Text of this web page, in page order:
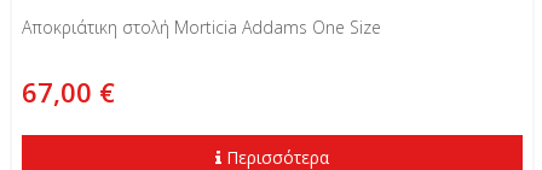
Αποκριάτικη στολή Morticia Addams One Size
67,00 €
Περισσότερα